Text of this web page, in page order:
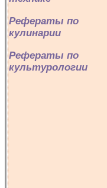
Рефераты по
кулинарии
Рефераты по
культурологии